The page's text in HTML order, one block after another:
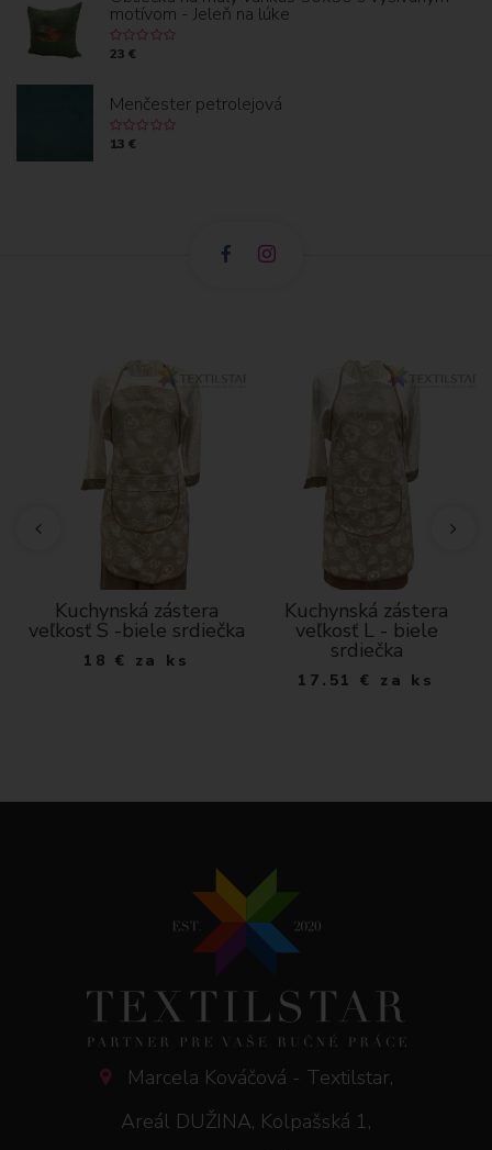
motívom - Jeleň na lúke
23 €
Menčester petrolejová
13 €
Kuchynská zástera
veľkosť S -biele srdiečka
18 € za ks
Kuchynská zástera
veľkosť L - biele
srdiečka
17.51 € za ks
Marcela Kováčová - Textilstar,
Areál DUŽINA, Kolpašská 1,